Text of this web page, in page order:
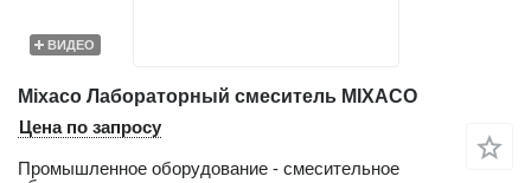
ВИДЕО
Mixaco Лабораторный смеситель MIXACO
Цена по запросу
Промышленное оборудование - смесительное